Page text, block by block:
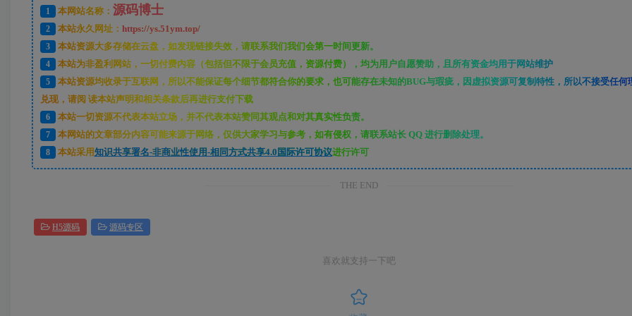
1 本网站名称： 源码博士
2 本站永久网址： https://ys.51ym.top/
3
本站资源大多存储在云盘，如发现链接失效，请联系我们我们会第一时间更新。
4
本站为非盈利网站，一切付费内容（包括但不限于会员充值，资源付费），均为用户自愿赞助，且所有资金均用于网站维护
5
本站资源均收录于互联网，所以不能保证每个细节都符合你的要求，也可能存在未知的BUG与瑕疵，因虚拟资源可复制特性，所以不接受任何
兑现，请阅 读本站声明和相关条款后再进行支付下载
6
本站一切资源不代表本站立场，并不代表本站赞同其观点和对其真实性负责。
7
本网站的文章部分内容可能来源于网络，仅供大家学习与参考，如有侵权，请联系站长 QQ 进行删除处理。
8
本站采用知识共享署名-非商业性使用-相同方式共享4.0国际许可协议进行许可
THE END
H5源码 源码专区
喜欢就支持一下吧